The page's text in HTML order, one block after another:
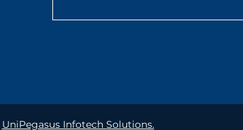
UniPegasus Infotech Solutions.